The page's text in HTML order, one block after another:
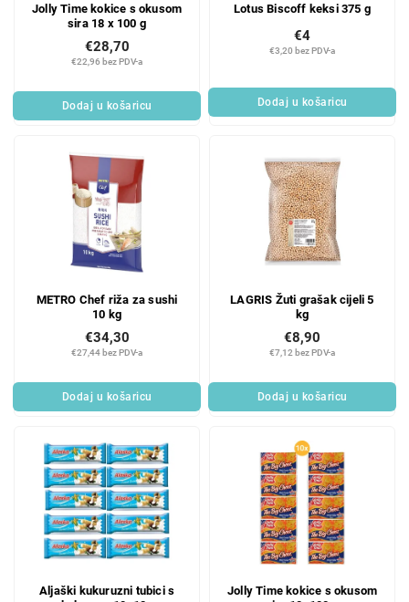
Jolly Time kokice s okusom
sira 18 x 100 g
€22,96 bez PDV-a
€28,70
Dodaj u košaricu
Lotus Biscoff keksi 375 g
€3,20 bez PDV-a
€4
Dodaj u košaricu
METRO Chef riža za sushi
10 kg
€27,44 bez PDV-a
€34,30
Dodaj u košaricu
LAGRIS Žuti grašak cijeli 5
kg
€7,12 bez PDV-a
€8,90
Dodaj u košaricu
Aljaški kukuruzni tubici s
Jolly Time kokice s okusom